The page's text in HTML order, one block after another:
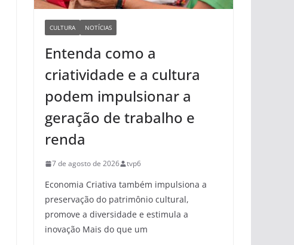
CULTURA NOTÍCIAS
Entenda como a
criatividade e a cultura
podem impulsionar a
geração de trabalho e
renda
7 de agosto de 2026 tvp6
Economia Criativa também impulsiona a
preservação do patrimônio cultural,
promove a diversidade e estimula a
inovação Mais do que um